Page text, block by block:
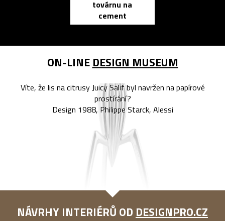
továrnu na
cement
ON-LINE DESIGN MUSEUM
Víte, že lis na citrusy Juicy Salif byl navržen na papírové
prostírání?
Design 1988, Philippe Starck, Alessi
NÁVRHY INTERIÉRŮ OD DESIGNPRO.CZ